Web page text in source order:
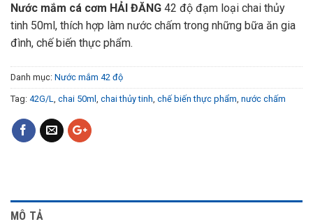
Nước mắm cá cơm HẢI ĐĂNG 42 độ đạm loại chai thủy
tinh 50ml, thích hợp làm nước chấm trong những bữa ăn gia
đình, chế biến thực phẩm.
Danh mục: Nước mắm 42 độ
Tag: 42G/L, chai 50ml , chai thủy tinh, chế biến thực phẩm, nước chấm
MÔ TẢ